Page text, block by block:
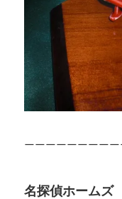
名探偵ホームズ